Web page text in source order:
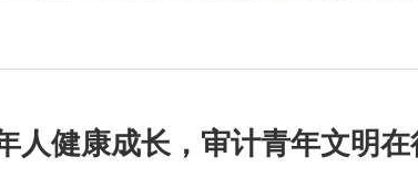
人健康成长，审计青年文明在